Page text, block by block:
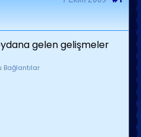
gelen gelişmeler
Bağlantılar